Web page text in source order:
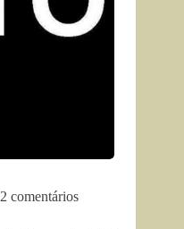
2 comentários